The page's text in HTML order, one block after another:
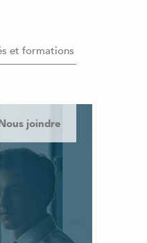
et formations
joindre